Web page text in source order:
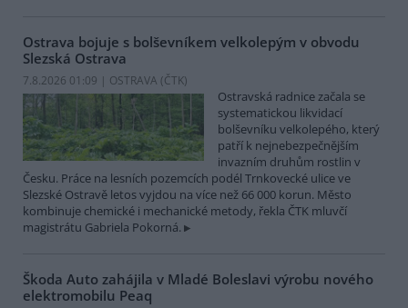
Ostrava bojuje s bolševníkem velkolepým v obvodu
Slezská Ostrava
7.8.2026 01:09 | OSTRAVA (ČTK)
Ostravská radnice začala se
systematickou likvidací
bolševníku velkolepého, který
patří k nejnebezpečnějším
invazním druhům rostlin v
Česku. Práce na lesních pozemcích podél Trnkovecké ulice ve
Slezské Ostravě letos vyjdou na více než 66 000 korun. Město
kombinuje chemické i mechanické metody, řekla ČTK mluvčí
magistrátu Gabriela Pokorná.
Škoda Auto zahájila v Mladé Boleslavi výrobu nového
elektromobilu Peaq